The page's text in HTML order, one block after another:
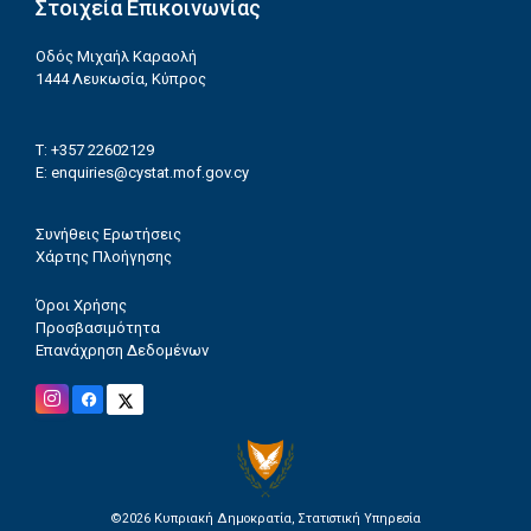
Στοιχεία Επικοινωνίας
Οδός Μιχαήλ Καραολή
1444 Λευκωσία, Κύπρος
T: +357 22602129
E: enquiries@cystat.mof.gov.cy
©2026 Κυπριακή Δημοκρατία, Στατιστική Υπηρεσία
Συνήθεις Ερωτήσεις
Χάρτης Πλοήγησης
Όροι Χρήσης
Προσβασιμότητα
Επανάχρηση Δεδομένων